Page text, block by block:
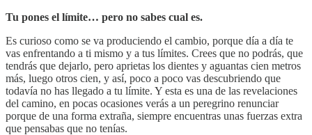
Tu pones el límite… pero no sabes cual es.
Es curioso como se va produciendo el cambio, porque día a día te
vas enfrentando a ti mismo y a tus límites. Crees que no podrás, que
tendrás que dejarlo, pero aprietas los dientes y aguantas cien metros
más, luego otros cien, y así, poco a poco vas descubriendo que
todavía no has llegado a tu límite. Y esta es una de las revelaciones
del camino, en pocas ocasiones verás a un peregrino renunciar
porque de una forma extraña, siempre encuentras unas fuerzas extra
que pensabas que no tenías.